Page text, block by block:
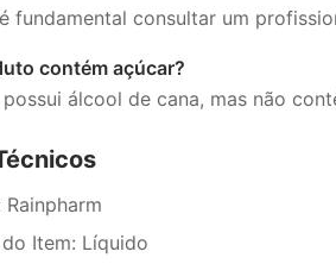
fundamental consultar um
contém açúcar?
álcool de cana, mas não
Rainpharm
Item: Líquido